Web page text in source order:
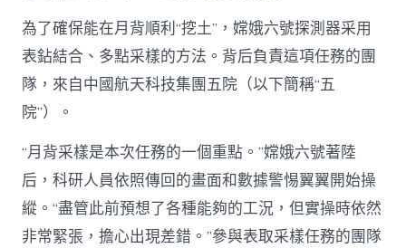
為了確保能在月背順利“挖土”，嫦娥六號探測器采用
表鉆結合、多點采樣的方法。背后負責這項任務的團
隊，來自中國航天科技集團五院（以下簡稱“五
院”）。
“月背采樣是本次任務的一個重點。”嫦娥六號著陸
后，科研人員依照傳回的畫面和數據警惕翼翼開始操
縱。“盡管此前預想了各種能夠的工況，但實操時依然
非常緊張，擔心出現差錯。”參與表取采樣任務的團隊